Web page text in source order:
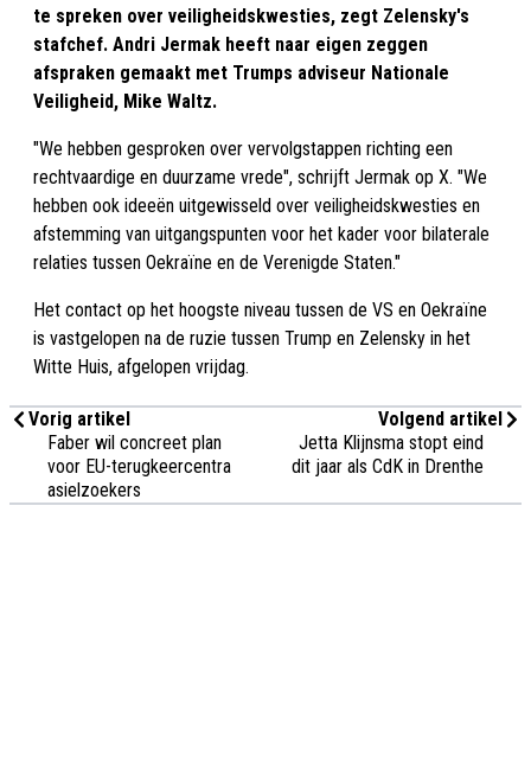
te spreken over veiligheidskwesties, zegt Zelensky's
stafchef. Andri Jermak heeft naar eigen zeggen
afspraken gemaakt met Trumps adviseur Nationale
Veiligheid, Mike Waltz.
"We hebben gesproken over vervolgstappen richting een
rechtvaardige en duurzame vrede", schrijft Jermak op X. "We
hebben ook ideeën uitgewisseld over veiligheidskwesties en
afstemming van uitgangspunten voor het kader voor bilaterale
relaties tussen Oekraïne en de Verenigde Staten."
Het contact op het hoogste niveau tussen de VS en Oekraïne
is vastgelopen na de ruzie tussen Trump en Zelensky in het
Witte Huis, afgelopen vrijdag.
Vorig artikel
Faber wil concreet plan
voor EU-terugkeercentra
asielzoekers
Volgend artikel
Jetta Klijnsma stopt eind
dit jaar als CdK in Drenthe